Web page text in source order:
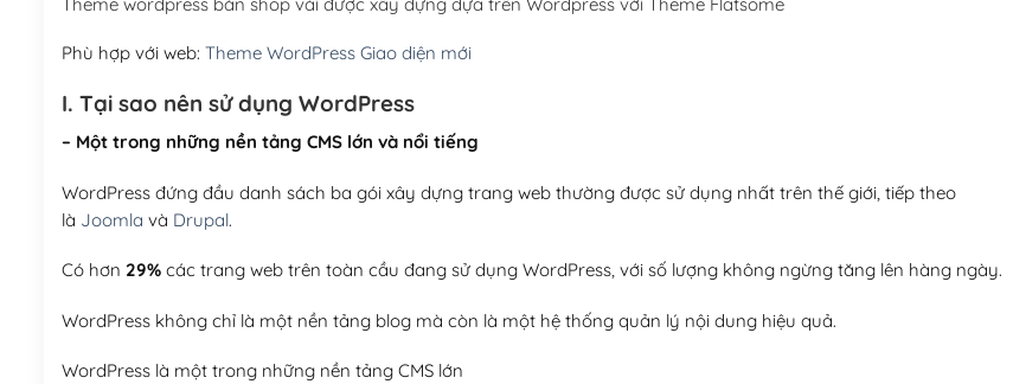
Theme wordpress bán shop vải được xây dựng dựa trên Wordpress với Theme Flatsome
Phù hợp với web: Theme WordPress Giao diện mới
I. Tại sao nên sử dụng WordPress
– Một trong những nền tảng CMS lớn và nổi tiếng
WordPress đứng đầu danh sách ba gói xây dựng trang web thường được sử dụng nhất trên thế giới, tiếp theo
là Joomla và Drupal.
Có hơn 29%các trang web trên toàn cầu đang sử dụng WordPress, với số lượng không ngừng tăng lên hàng ngày.
WordPress không chỉ là một nền tảng blog mà còn là một hệ thống quản lý nội dung hiệu quả.
WordPress là một trong những nền tảng CMS lớn